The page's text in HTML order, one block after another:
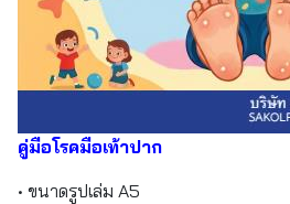
คู่มือโรคมือเท้าปาก
• ขนาดรูปเล่ม A5